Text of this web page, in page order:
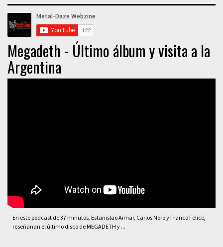
Megadeth - Último álbum y visita a la
Argentina
En este podcast de 37 minutos, Estanislao Aimar, Carlos Noro y Franco Felice,
reseñanan el último disco de MEGADETH y ...